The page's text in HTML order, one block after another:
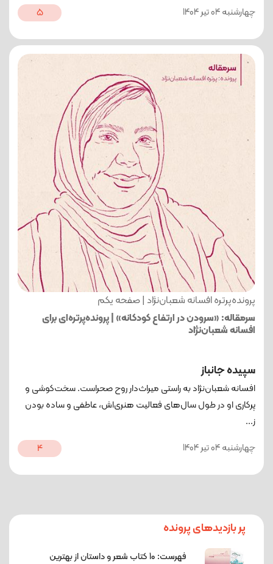
چهارشنبه 04 تیر 1404 5
پرونده‌پرتره افسانه شعبان‌نژاد | صفحه یکم
سرمقاله: «سرودن در ارتفاع کودکانه» | پرونده‌پرتره‌ای برای
افسانه شعبان‌نژاد
سپیده جانباز
افسانه شعبان‌نژاد به راستی میراث‌دار روح صحراست. سخت‌کوشی و
پرکاری او در طول سال‌های فعالیت هنری‌اش، عاطفی و ساده بودن
ز...
چهارشنبه 04 تیر 1404
4
پر بازدیدهای پرونده
فهرست: 10 کتاب شعر و داستان از بهترین